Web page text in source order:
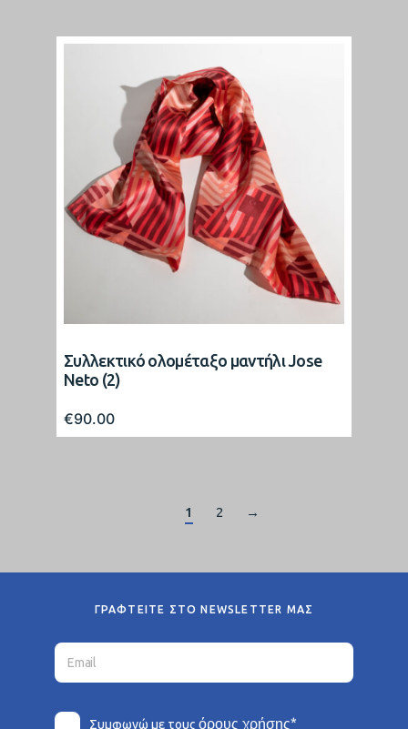
Συλλεκτικό ολομέταξο μαντήλι Jose
Neto (2)
€90.00
1 2 →
ΓΡΑΦΤΕΙΤΕ ΣΤΟ NEWSLETTER ΜΑΣ
Συμφωνώ με τουςόρους χρήσης*